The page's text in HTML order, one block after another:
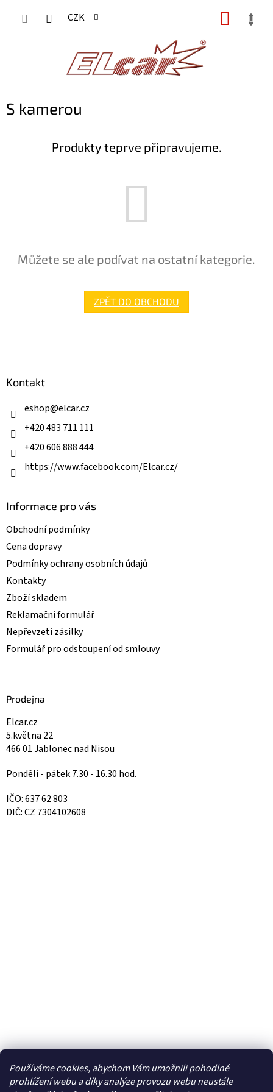
Používáme cookies, abychom Vám umožnili pohodlné
prohlížení webu a díky analýze provozu webu neustále
CZK
S kamerou
Produkty teprve připravujeme.
Můžete se ale podívat na ostatní kategorie.
ZPĚT DO OBCHODU
Kontakt
eshop@elcar.cz
+420 483 711 111
+420 606 888 444
https://www.facebook.com/Elcar.cz/
Informace pro vás
Obchodní podmínky
Cena dopravy
Podmínky ochrany osobních údajů
Kontakty
Zboží skladem
Reklamační formulář
Nepřevzetí zásilky
Formulář pro odstoupení od smlouvy
Prodejna
Elcar.cz
5.května 22
466 01 Jablonec nad Nisou
Pondělí - pátek 7.30 - 16.30 hod.
IČO: 637 62 803
DIČ: CZ 7304102608
Facebook